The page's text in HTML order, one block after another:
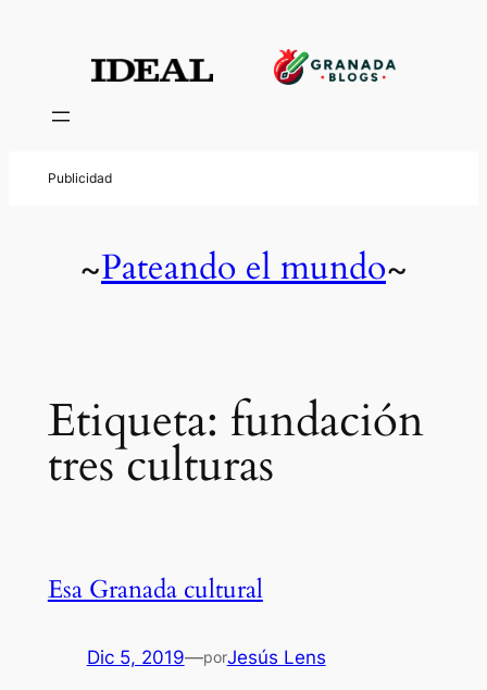
contenido
~Pateando el mundo~
Etiqueta: fundación
tres culturas
Esa Granada cultural
Dic 5, 2019—porJesús Lens